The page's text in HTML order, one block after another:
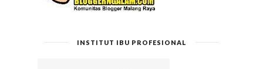
INSTITUT IBU PROFESIONAL